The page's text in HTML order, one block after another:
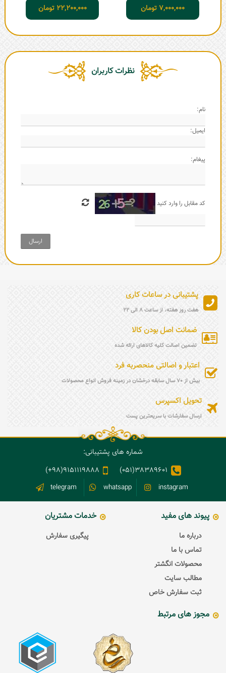
7,000,000 تومان 22,200,000 تومان
نظرات کاربران
نام:
ایمیل:
پیغام:
کد مقابل را وارد کنید
ارسال
پشتیبانی در ساعات کاری
هفت روز هفته، از ساعت 8 الی 22
ضمانت اصل بودن کالا
تضمین اصالت کلیه کالاهای ارائه شده
اعتبار و اصالتی منحصربه فرد
بیش از 70 سال سابقه درخشان در زمینه فروش انواع محصولات
تحویل اکسپرس
ارسال سفارشات با سریعترین پست
شماره های پشتیبانی:
38389601(051)
9151119888(98+)
instagram
whatsapp
telegram
پیوند های مفید
درباره ما
تماس با ما
محصولات انگشتر
مطالب سایت
ثبت سفارش خاص
خدمات مشتریان
پیگیری سفارش
مجوز های مرتبط